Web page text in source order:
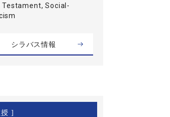
Testament, Social-
シラバス情報
]